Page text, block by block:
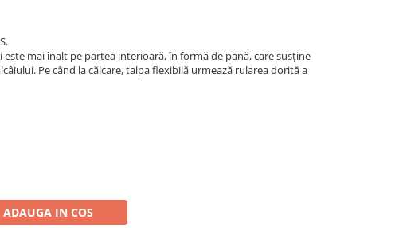
mai înalt pe partea interioară, în formă de pană, care susține
Pe când la călcare, talpa flexibilă urmează rularea dorită a
ADAUGA IN COS